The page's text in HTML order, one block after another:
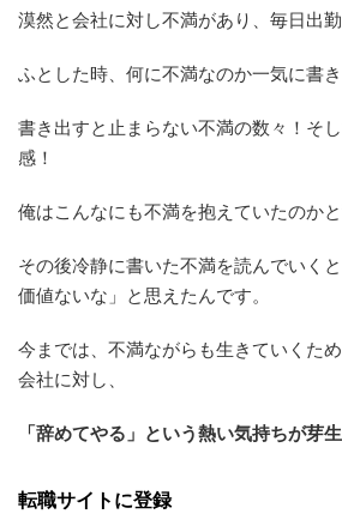
漠然と会社に対し不満があり、毎日出勤
ふとした時、何に不満なのか一気に書き
書き出すと止まらない不満の数々！そ
感！
俺はこんなにも不満を抱えていたのかと
その後冷静に書いた不満を読んでいく
価値ないな」と思えたんです。
今までは、不満ながらも生きていくた
会社に対し、
「辞めてやる」という熱い気持ちが芽生
転職サイトに登録